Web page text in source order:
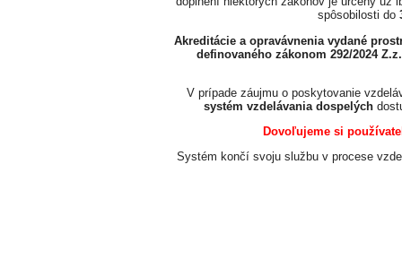
spôsobilosti do
Akreditácie a opravávnenia vydané
definovaného zákonom 292/2024
V prípade záujmu o poskytovanie
systém vzdelávania dospelých
Dovoľujeme si
Systém končí svoju službu v procese